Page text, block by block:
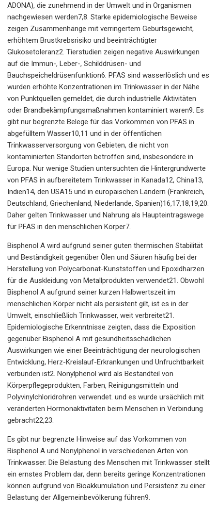
ADONA), die zunehmend in der Umwelt und in Organismen
nachgewiesen werden7,8. Starke epidemiologische Beweise
zeigen Zusammenhänge mit verringertem Geburtsgewicht,
erhöhtem Brustkrebsrisiko und beeinträchtigter
Glukosetoleranz2. Tierstudien zeigen negative Auswirkungen
auf die Immun-, Leber-, Schilddrüsen- und
Bauchspeicheldrüsenfunktion6. PFAS sind wasserlöslich und es
wurden erhöhte Konzentrationen im Trinkwasser in der Nähe
von Punktquellen gemeldet, die durch industrielle Aktivitäten
oder Brandbekämpfungsmaßnahmen kontaminiert waren9. Es
gibt nur begrenzte Belege für das Vorkommen von PFAS in
abgefülltem Wasser10,11 und in der öffentlichen
Trinkwasserversorgung von Gebieten, die nicht von
kontaminierten Standorten betroffen sind, insbesondere in
Europa. Nur wenige Studien untersuchten die Hintergrundwerte
von PFAS in aufbereitetem Trinkwasser in Kanada12, China13,
Indien14, den USA15 und in europäischen Ländern (Frankreich,
Deutschland, Griechenland, Niederlande, Spanien)16,17,18,19,20.
Daher gelten Trinkwasser und Nahrung als Haupteintragswege
für PFAS in den menschlichen Körper7.
Bisphenol A wird aufgrund seiner guten thermischen Stabilität
und Beständigkeit gegenüber Ölen und Säuren häufig bei der
Herstellung von Polycarbonat-Kunststoffen und Epoxidharzen
für die Auskleidung von Metallprodukten verwendet21. Obwohl
Bisphenol A aufgrund seiner kurzen Halbwertszeit im
menschlichen Körper nicht als persistent gilt, ist es in der
Umwelt, einschließlich Trinkwasser, weit verbreitet21.
Epidemiologische Erkenntnisse zeigten, dass die Exposition
gegenüber Bisphenol A mit gesundheitsschädlichen
Auswirkungen wie einer Beeinträchtigung der neurologischen
Entwicklung, Herz-Kreislauf-Erkrankungen und Unfruchtbarkeit
verbunden ist2. Nonylphenol wird als Bestandteil von
Körperpflegeprodukten, Farben, Reinigungsmitteln und
Polyvinylchloridrohren verwendet. und es wurde ursächlich mit
veränderten Hormonaktivitäten beim Menschen in Verbindung
gebracht22,23.
Es gibt nur begrenzte Hinweise auf das Vorkommen von
Bisphenol A und Nonylphenol in verschiedenen Arten von
Trinkwasser. Die Belastung des Menschen mit Trinkwasser stellt
ein ernstes Problem dar, denn bereits geringe Konzentrationen
können aufgrund von Bioakkumulation und Persistenz zu einer
Belastung der Allgemeinbevölkerung führen9.